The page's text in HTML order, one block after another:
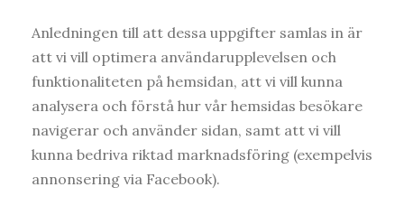
Anledningen till att dessa uppgifter samlas in är
att vi vill optimera användarupplevelsen och
funktionaliteten på hemsidan, att vi vill kunna
analysera och förstå hur vår hemsidas besökare
navigerar och använder sidan, samt att vi vill
kunna bedriva riktad marknadsföring (exempelvis
annonsering via Facebook).